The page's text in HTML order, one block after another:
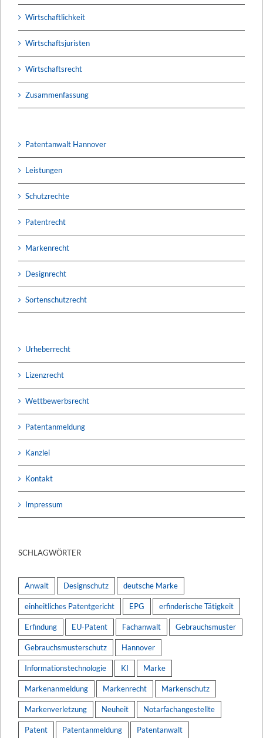
Wirtschaftlichkeit
Wirtschaftsjuristen
Wirtschaftsrecht
Zusammenfassung
Patentanwalt Hannover
Leistungen
Schutzrechte
Patentrecht
Markenrecht
Designrecht
Sortenschutzrecht
Urheberrecht
Lizenzrecht
Wettbewerbsrecht
Patentanmeldung
Kanzlei
Kontakt
Impressum
SCHLAGWÖRTER
Anwalt Designschutz deutsche Marke
einheitliches Patentgericht EPG erfinderische Tätigkeit
Erfindung EU-Patent Fachanwalt Gebrauchsmuster
Gebrauchsmusterschutz Hannover
Informationstechnologie KI Marke
Markenanmeldung Markenrecht Markenschutz
Markenverletzung Neuheit Notarfachangestellte
Patent Patentanmeldung Patentanwalt